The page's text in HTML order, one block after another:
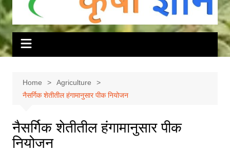
Home
Agriculture
नैसर्गिक शेतीतील हंगामानुसार पीक नियोजन
नैसर्गिक शेतीतील हंगामानुसार पीक
नियोजन